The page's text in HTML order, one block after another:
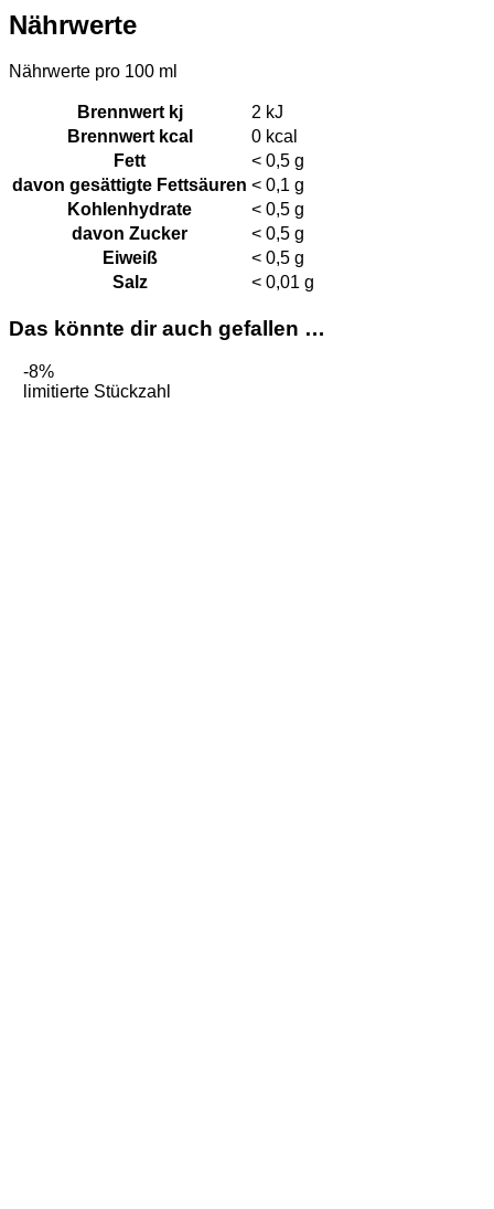
Nährwerte
Nährwerte pro 100 ml
Brennwert kj 2 kJ
Brennwert kcal
0 kcal
Fett
< 0,5 g
davon gesättigte Fettsäuren < 0,1 g
Kohlenhydrate
< 0,5 g
davon Zucker < 0,5 g
Eiweiß
< 0,5 g
Salz
< 0,01 g
Das könnte dir auch gefallen …
-8%
limitierte Stückzahl